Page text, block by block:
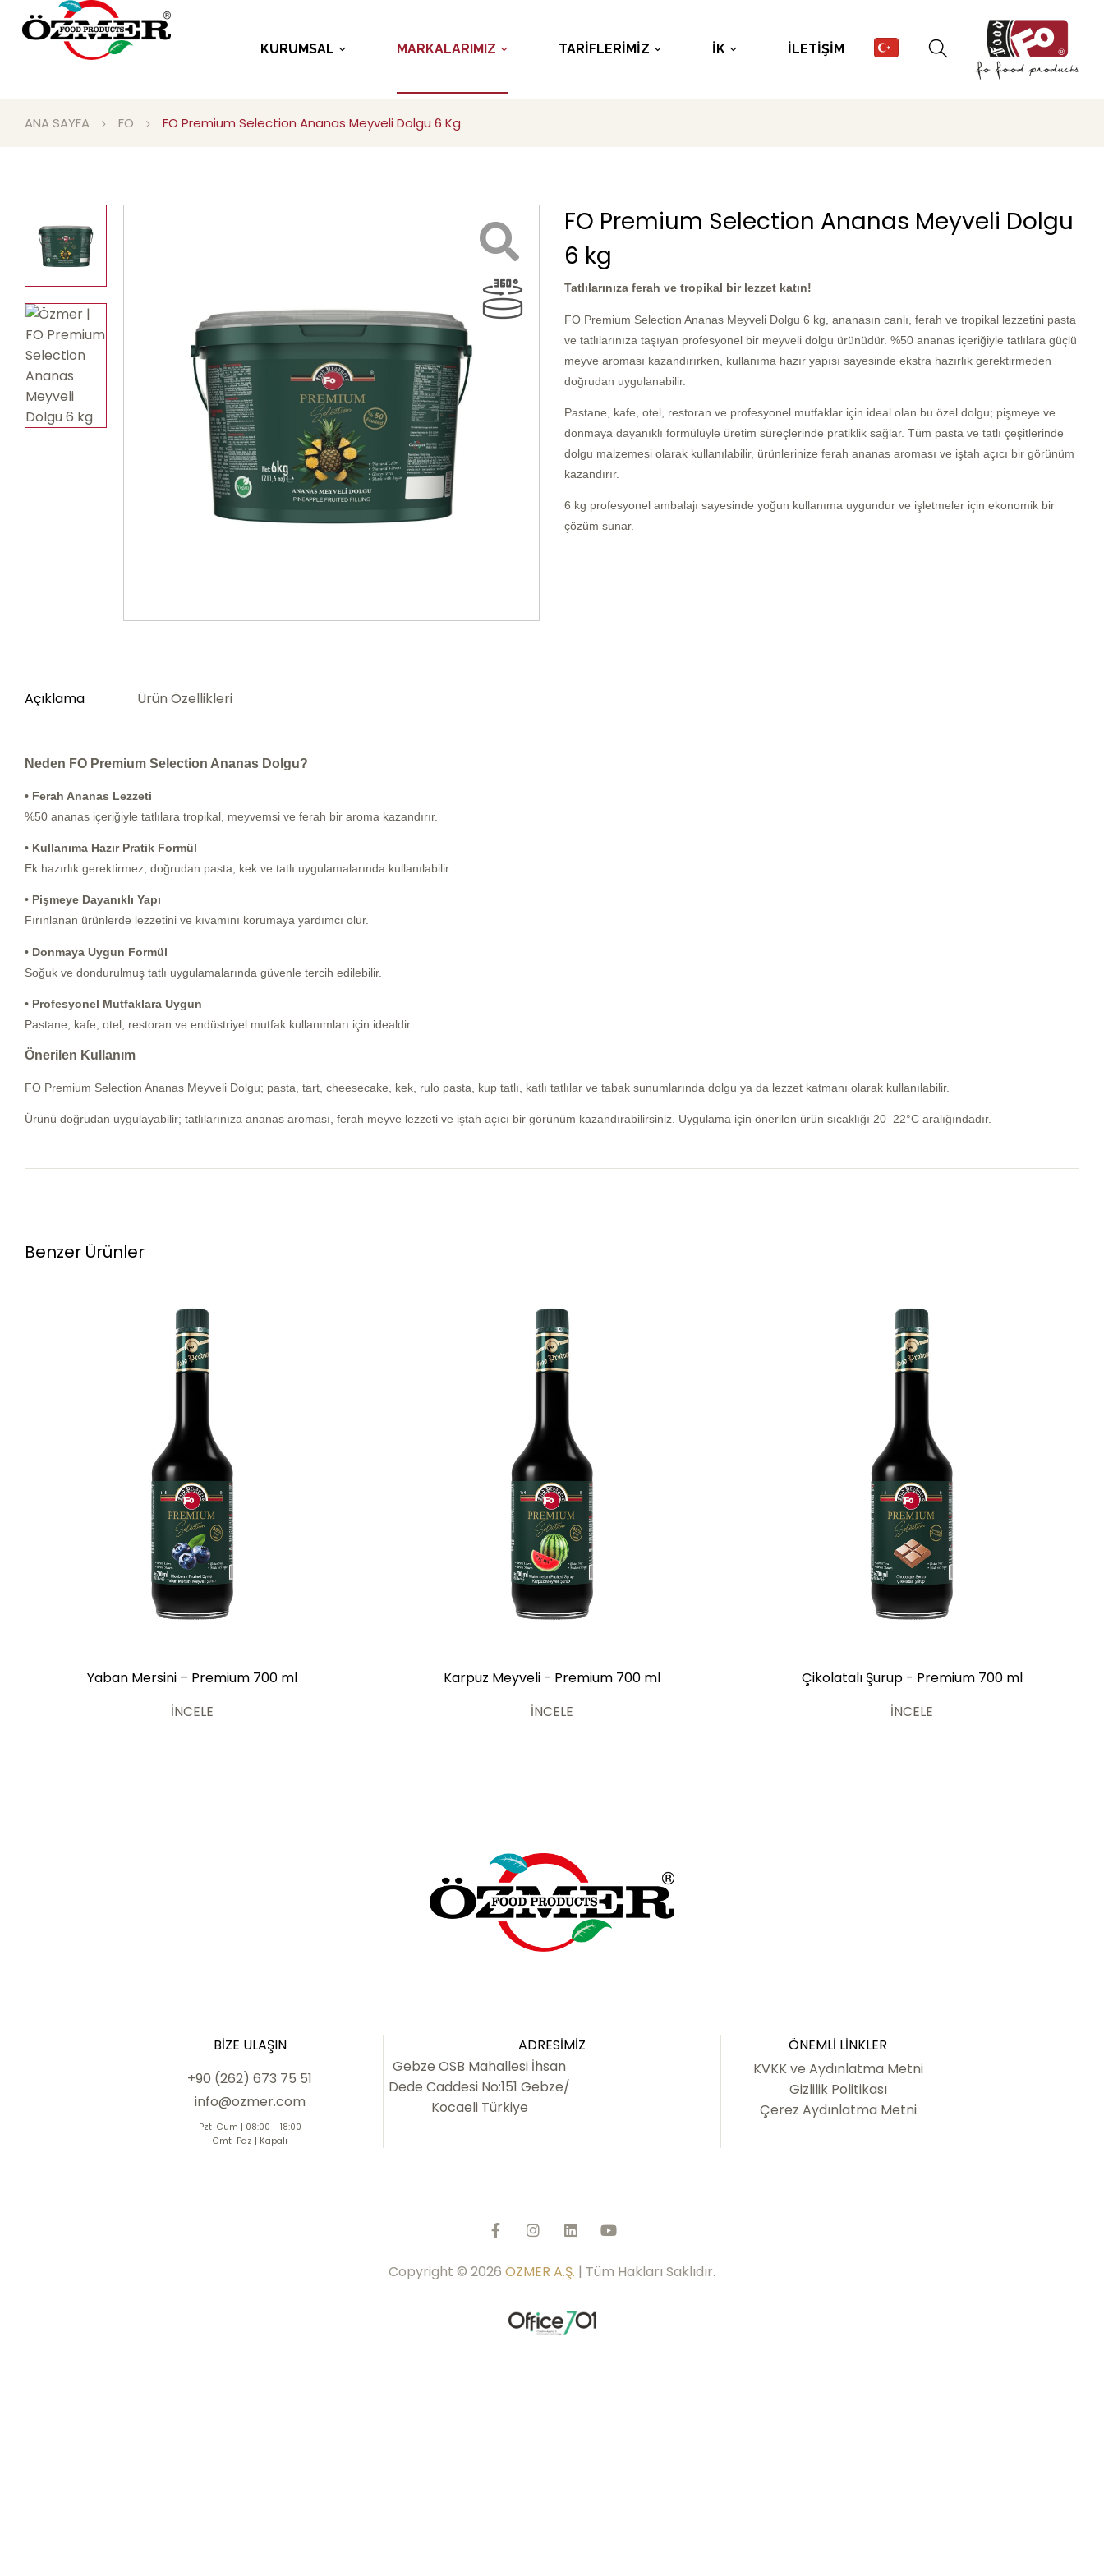
KURUMSAL MARKALARIMIZ TARİFLERİMİZ İK İLETİŞİM
ANA SAYFA FO FO Premium Selection Ananas Meyveli Dolgu 6 Kg
FO Premium Selection Ananas Meyveli Dolgu
6 kg
Tatlılarınıza ferah ve tropikal bir lezzet katın!
FO Premium Selection Ananas Meyveli Dolgu 6 kg, ananasın canlı, ferah ve tropikal lezzetini pasta
ve tatlılarınıza taşıyan profesyonel bir meyveli dolgu ürünüdür. %50 ananas içeriğiyle tatlılara güçlü
meyve aroması kazandırırken, kullanıma hazır yapısı sayesinde ekstra hazırlık gerektirmeden
doğrudan uygulanabilir.
Pastane, kafe, otel, restoran ve profesyonel mutfaklar için ideal olan bu özel dolgu; pişmeye ve
donmaya dayanıklı formülüyle üretim süreçlerinde pratiklik sağlar. Tüm pasta ve tatlı çeşitlerinde
dolgu malzemesi olarak kullanılabilir, ürünlerinize ferah ananas aroması ve iştah açıcı bir görünüm
kazandırır.
6 kg profesyonel ambalajı sayesinde yoğun kullanıma uygundur ve işletmeler için ekonomik bir
çözüm sunar.
Açıklama Ürün Özellikleri
Neden FO Premium Selection Ananas Dolgu?
• Ferah Ananas Lezzeti
%50 ananas içeriğiyle tatlılara tropikal, meyvemsi ve ferah bir aroma kazandırır.
• Kullanıma Hazır Pratik Formül
Ek hazırlık gerektirmez; doğrudan pasta, kek ve tatlı uygulamalarında kullanılabilir.
• Pişmeye Dayanıklı Yapı
Fırınlanan ürünlerde lezzetini ve kıvamını korumaya yardımcı olur.
• Donmaya Uygun Formül
Soğuk ve dondurulmuş tatlı uygulamalarında güvenle tercih edilebilir.
• Profesyonel Mutfaklara Uygun
Pastane, kafe, otel, restoran ve endüstriyel mutfak kullanımları için idealdir.
Önerilen Kullanım
FO Premium Selection Ananas Meyveli Dolgu; pasta, tart, cheesecake, kek, rulo pasta, kup tatlı, katlı tatlılar ve tabak sunumlarında dolgu ya da lezzet katmanı olarak kullanılabilir.
Ürünü doğrudan uygulayabilir; tatlılarınıza ananas aroması, ferah meyve lezzeti ve iştah açıcı bir görünüm kazandırabilirsiniz. Uygulama için önerilen ürün sıcaklığı 20–22°C aralığındadır.
Benzer Ürünler
Yaban Mersini – Premium 700 ml
İNCELE
Karpuz Meyveli - Premium 700 ml
İNCELE
Çikolatalı Şurup - Premium 700 ml
İNCELE
BIZE ULAŞIN
+90 (262) 673 75 51
info@ozmer.com
Pzt-Cum | 08:00 - 18:00
Cmt-Paz | Kapalı
ADRESIMIZ
Gebze OSB Mahallesi İhsan
Dede Caddesi No:151 Gebze/
Kocaeli Türkiye
ÖNEMLI LINKLER
KVKK ve Aydınlatma Metni
Gizlilik Politikası
Çerez Aydınlatma Metni
Copyright © 2026 ÖZMER A.Ş. | Tüm Hakları Saklıdır.